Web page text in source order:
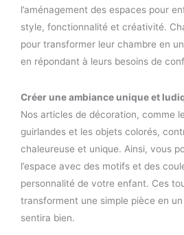
l’aménagement des espaces pour
style, fonctionnalité et créativité.
pour transformer leur chambre en
en répondant à leurs besoins de
Créer une ambiance unique et
Nos articles de décoration, comme
guirlandes et les objets colorés,
chaleureuse et unique. Ainsi, vous
l’espace avec des motifs et des
personnalité de votre enfant. Ces
transforment une simple pièce en
sentira bien.